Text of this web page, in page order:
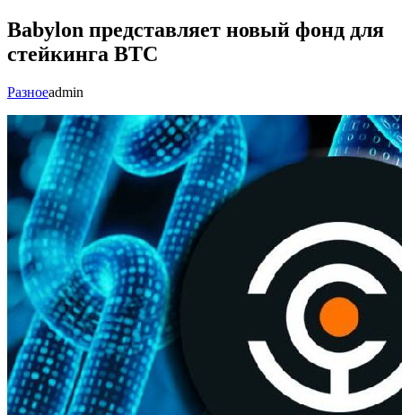
Babylon представляет новый фонд для
стейкинга BTC
Разноеadmin